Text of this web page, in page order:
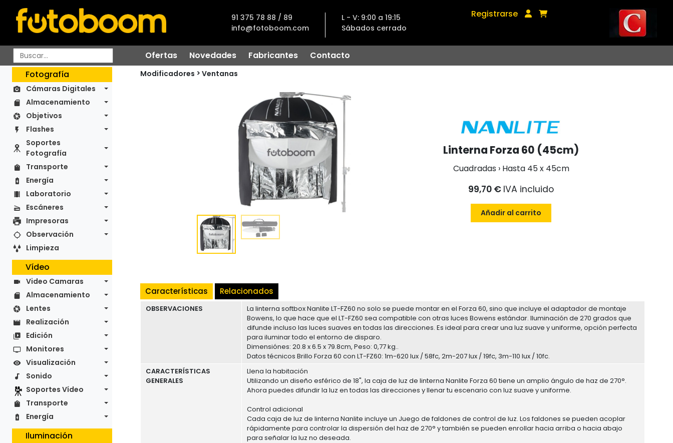
91 375 78 88 / 89
info@fotoboom.com
L - V: 9:00 a 19:15
Sábados cerrado
Registrarse
Ofertas Novedades Fabricantes
Contacto
Fotografía
Cámaras Digitales
Almacenamiento
Objetivos
Flashes
Soportes
Fotografía
Transporte
Energía
Laboratorio
Escáneres
Impresoras
Observación
Limpieza
Vídeo
Video Camaras
Almacenamiento
Lentes
Realización
Edición
Monitores
Visualización
Sonido
Soportes Vídeo
Transporte
Energía
Iluminación
Modificadores Ventanas
Linterna Forza 60 (45cm)
Cuadradas › Hasta 45 x 45cm
99,70 € IVA incluido
Añadir al carrito
Características Relacionados
OBSERVACIONES
La linterna softbox Nanlite LT-FZ60 no solo se puede montar en el Forza 60, sino que incluye el adaptador de montaje
Bowens, lo que hace que el LT-FZ60 sea compatible con otras luces Bowens estándar. Iluminación de 270 grados que
difunde incluso las luces suaves en todas las direcciones. Es ideal para crear una luz suave y uniforme, opción perfecta
para iluminar todo el entorno de disparo.
Dimensiónes: 20.8 x 6.5 x 79.8cm, Peso: 0,77 kg..
Datos técnicos Brillo Forza 60 con LT-FZ60: 1m-620 lux / 58fc, 2m-207 lux / 19fc, 3m-110 lux / 10fc.
CARACTERÍSTICAS
GENERALES
Llena la habitación
Utilizando un diseño esférico de 18", la caja de luz de linterna Nanlite Forza 60 tiene un amplio ángulo de haz de 270°.
Ahora puedes difundir la luz en todas las direcciones y llenar tu escenario con luz suave y uniforme.
Control adicional
Cada caja de luz de linterna Nanlite incluye un Juego de faldones de control de luz. Los faldones se pueden acoplar
rápidamente para controlar la dispersión del haz de 270° y también se pueden enrollar hacia arriba o hacia abajo
para señalar la luz no deseada.